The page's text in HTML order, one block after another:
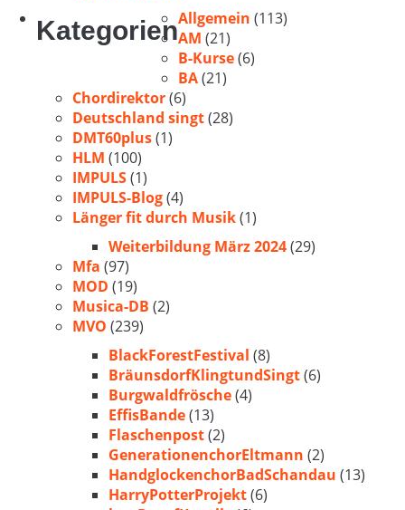
KategorienAllgemein (113)
AM (21)
B-Kurse(6)
BA(21)
Chordirektor(6)
Deutschland singt(28)
DMT60plus(1)
HLM (100)
IMPULS(1)
IMPULS-Blog(4)
Länger fit durch Musik(1)
Weiterbildung März 2024(29)
Mfa (97)
MOD (19)
Musica-DB (2)
MVO (239)
BlackForestFestival (8)
BräunsdorfKlingtundSingt(6)
Burgwaldfrösche(4)
EffisBande(13)
Flaschenpost(2)
GenerationenchorEltmann (2)
HandglockenchorBadSchandau (13)
HarryPotterProjekt(6)